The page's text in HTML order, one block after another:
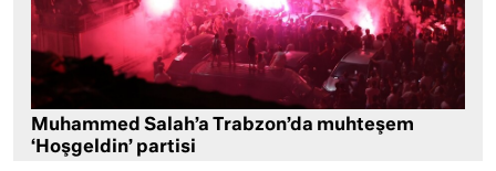
Muhammed Salah’a Trabzon’da muhteşem
‘Hoşgeldin’ partisi